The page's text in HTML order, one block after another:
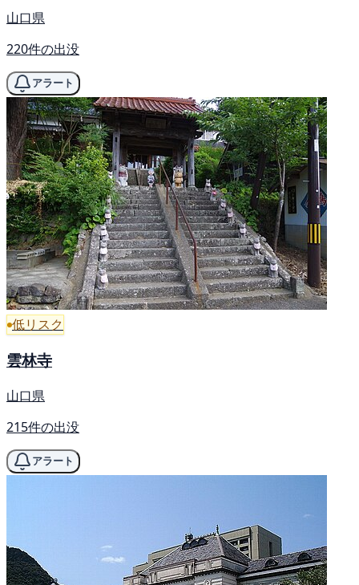
山口県
220件の出没
アラート
低リスク
雲林寺
山口県
215件の出没
アラート